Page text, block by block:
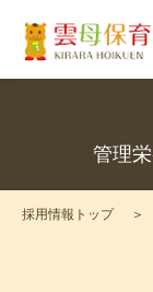
管理
採用情報トップ